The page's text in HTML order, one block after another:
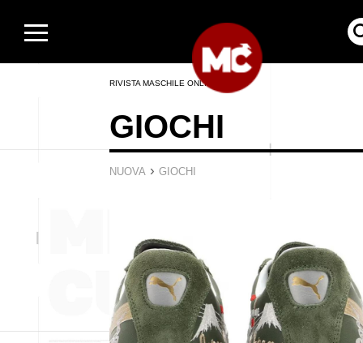
RIVISTA MASCHILE ONLINE
GIOCHI
NUOVA › GIOCHI